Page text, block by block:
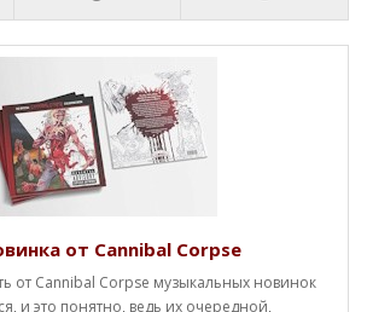
от Cannibal Corpse
от Cannibal Corpse музыкальных новинок
и это понятно, ведь их очередной,